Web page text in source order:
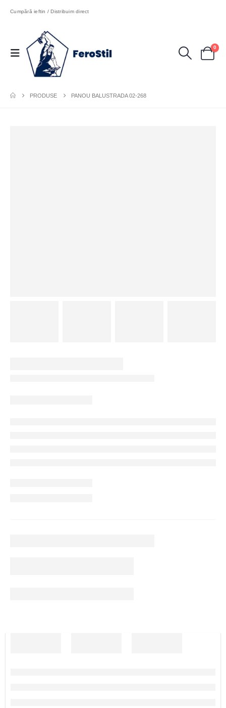
Cumpără ieftin / Distribuim direct
0
PRODUSE PANOU BALUSTRADA 02-268